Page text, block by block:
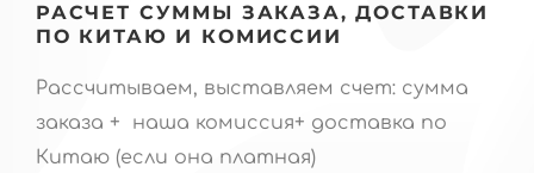
РАСЧЕТ СУММЫ ЗАКАЗА, ДОСТАВКИ
ПО КИТАЮ И КОМИССИИ
Рассчитываем, выставляем счет: сумма
заказа + наша комиссия+ доставка по
Китаю (если она платная)